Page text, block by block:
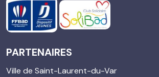
PARTENAIRES
Ville de Saint-Laurent-du-Var